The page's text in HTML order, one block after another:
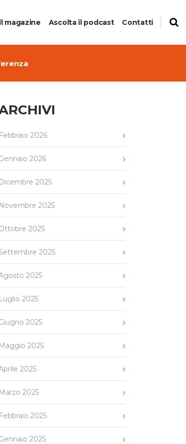
magazine Ascolta il podcast Contatti
Febbraio 2026
2026
Dicembre 2025
Novembre 2025
2025
2025
2025
Luglio 2025
2025
Maggio 2025
2025
Marzo 2025
Febbraio 2025
2025